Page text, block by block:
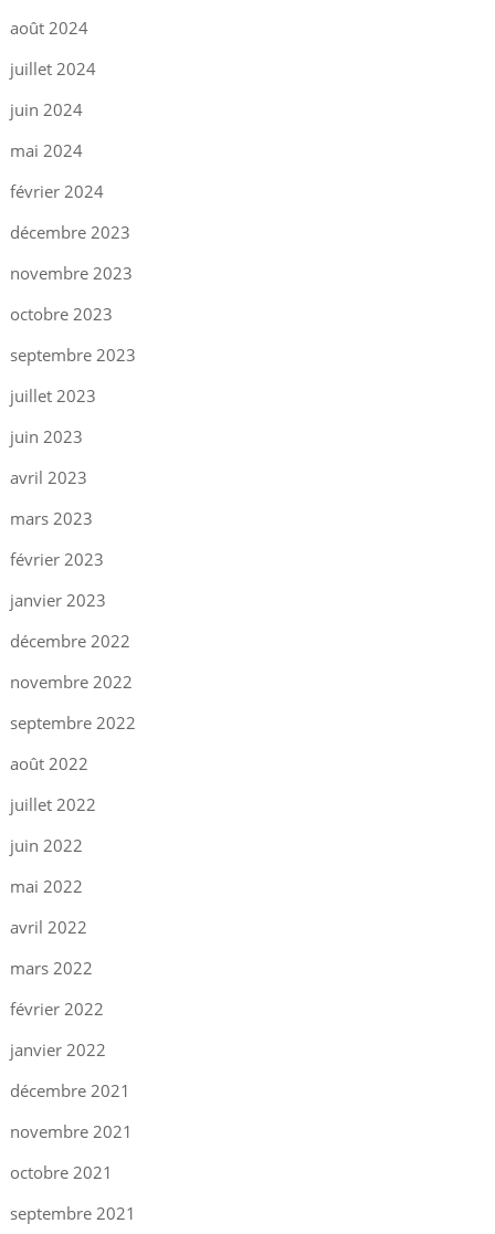
août 2024
juillet 2024
juin 2024
mai 2024
février 2024
décembre 2023
novembre 2023
octobre 2023
septembre 2023
juillet 2023
juin 2023
avril 2023
mars 2023
février 2023
janvier 2023
décembre 2022
novembre 2022
septembre 2022
août 2022
juillet 2022
juin 2022
mai 2022
avril 2022
mars 2022
février 2022
janvier 2022
décembre 2021
novembre 2021
octobre 2021
septembre 2021